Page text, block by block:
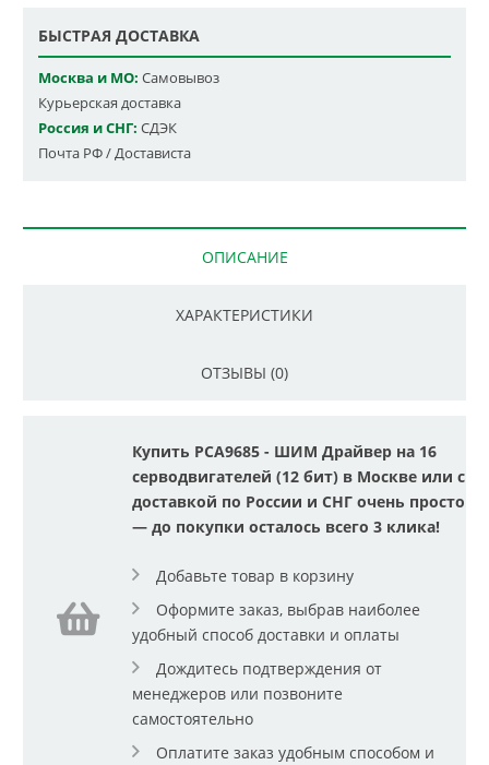
БЫСТРАЯ ДОСТАВКА
Москва и МО: Самовывоз
Курьерская доставка
Россия и СНГ: СДЭК
Почта РФ / Достависта
ОПИСАНИЕ
ХАРАКТЕРИСТИКИ
ОТЗЫВЫ (0)
Купить PCA9685 - ШИМ Драйвер на 16
серводвигателей (12 бит) в Москве или с
доставкой по России и СНГ очень просто
— до покупки осталось всего 3 клика!
Добавьте товар в корзину
Оформите заказ, выбрав наиболее
удобный способ доставки и оплаты
Дождитесь подтверждения от
менеджеров или позвоните
самостоятельно
Оплатите заказ удобным способом и